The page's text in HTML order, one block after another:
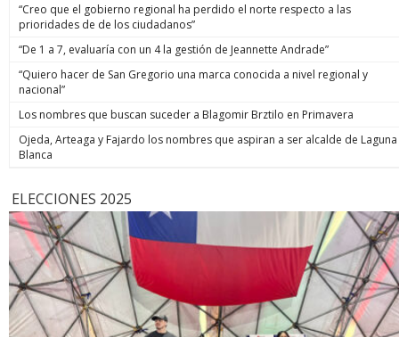
“Creo que el gobierno regional ha perdido el norte respecto a las
prioridades de de los ciudadanos”
“De 1 a 7, evaluaría con un 4 la gestión de Jeannette Andrade”
“Quiero hacer de San Gregorio una marca conocida a nivel regional y
nacional”
Los nombres que buscan suceder a Blagomir Brztilo en Primavera
Ojeda, Arteaga y Fajardo los nombres que aspiran a ser alcalde de Laguna
Blanca
ELECCIONES 2025